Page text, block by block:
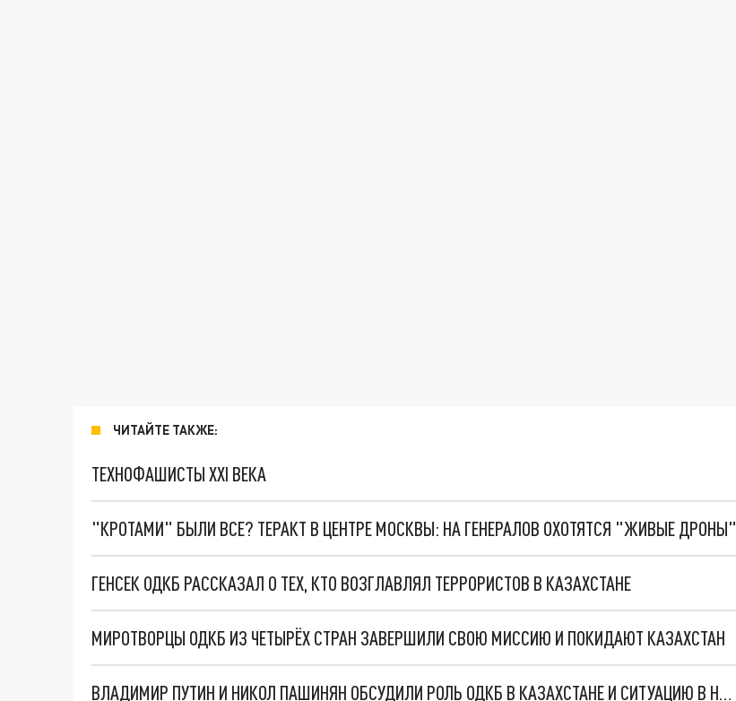
ЧИТАЙТЕ ТАКЖЕ:
ТЕХНОФАШИСТЫ XXI ВЕКА
"КРОТАМИ" БЫЛИ ВСЕ? ТЕРАКТ В ЦЕНТРЕ МОСКВЫ: НА ГЕНЕРАЛОВ ОХОТЯТСЯ "ЖИВЫЕ ДРОНЫ"
ГЕНСЕК ОДКБ РАССКАЗАЛ О ТЕХ, КТО ВОЗГЛАВЛЯЛ ТЕРРОРИСТОВ В КАЗАХСТАНЕ
МИРОТВОРЦЫ ОДКБ ИЗ ЧЕТЫРЁХ СТРАН ЗАВЕРШИЛИ СВОЮ МИССИЮ И ПОКИДАЮТ КАЗАХСТАН
ВЛАДИМИР ПУТИН И НИКОЛ ПАШИНЯН ОБСУДИЛИ РОЛЬ ОДКБ В КАЗАХСТАНЕ И СИТУАЦИЮ В НАГОРНОМ КАРАБАХЕ